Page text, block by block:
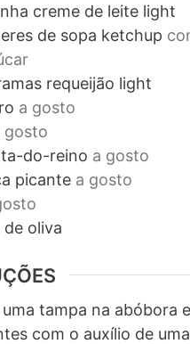
creme de leite light
de sopa ketchup
requeijão light
a gosto
gosto
do-reino a gosto
picante a gosto
de oliva
tampa na abóbora
com o auxílio de